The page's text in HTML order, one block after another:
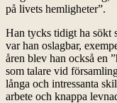
på livets hemligheter”.
Han tycks tidigt ha sökt
var han oslagbar,
åren blev han också en
som talare vid
långa och intressanta
arbete och knappa